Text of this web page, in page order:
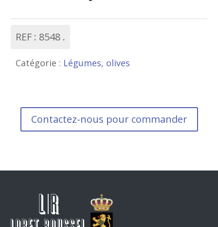
REF : 8548
Catégorie : Légumes, olives
Contactez-nous pour commander